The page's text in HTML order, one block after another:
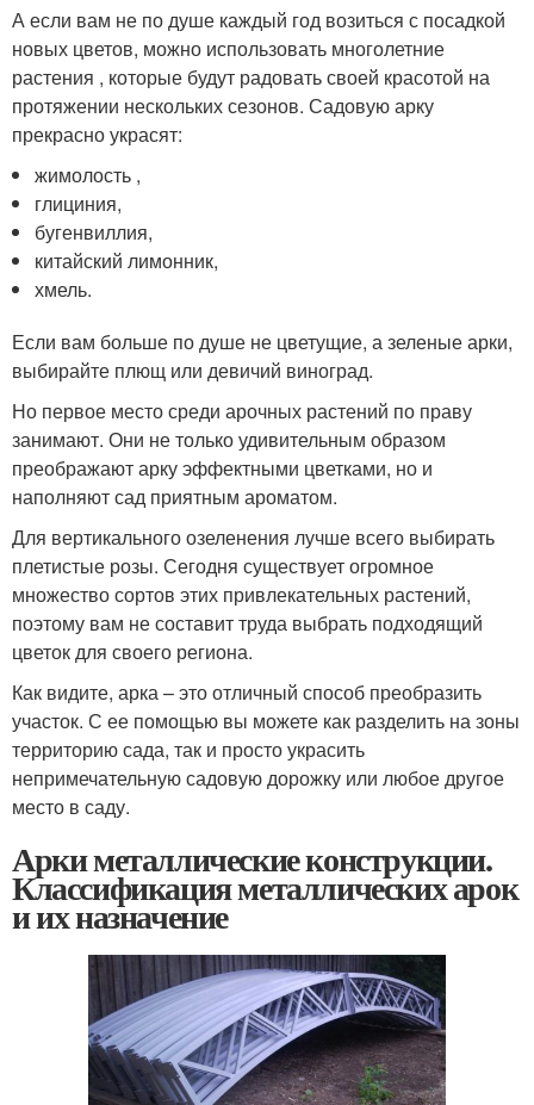
А если вам не по душе каждый год возиться с посадкой
новых цветов, можно использовать многолетние
растения , которые будут радовать своей красотой на
протяжении нескольких сезонов. Садовую арку
прекрасно украсят:
жимолость ,
глициния,
бугенвиллия,
китайский лимонник,
хмель.
Если вам больше по душе не цветущие, а зеленые арки,
выбирайте плющ или девичий виноград.
Но первое место среди арочных растений по праву
занимают. Они не только удивительным образом
преображают арку эффектными цветками, но и
наполняют сад приятным ароматом.
Для вертикального озеленения лучше всего выбирать
плетистые розы. Сегодня существует огромное
множество сортов этих привлекательных растений,
поэтому вам не составит труда выбрать подходящий
цветок для своего региона.
Как видите, арка – это отличный способ преобразить
участок. С ее помощью вы можете как разделить на зоны
территорию сада, так и просто украсить
непримечательную садовую дорожку или любое другое
место в саду.
Арки металлические конструкции.
Классификация металлических арок
и их назначение